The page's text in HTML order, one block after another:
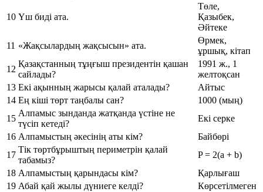
10 Үш биді ата.
Төле,
Қазыбек,
Әйтеке
11 «Жақсылардың жақсысын» ата.
Өрмек,
ұршық, кітап
12
Қазақстанның тұңғыш президентін қашан
сайлады?
1991 ж., 1
желтоқсан
13 Екі ақынның жарысы қалай аталады?
Айтыс
14 Ең кіші төрт таңбалы сан?
1000 (мың)
15
Алпамыс зынданда жатқанда үстіне не
түсіп кетеді?
Екі серке
16 Алпамыстың әкесінің аты кім?
Байбөрі
17
Тік төртбұрыштың периметрін қалай
табамыз?
P = 2(a + b)
18 Алпамыстың қарындасы кім?
Қарлығаш
19 Абай қай жылы дүниеге келді?
Көрсетілмеген